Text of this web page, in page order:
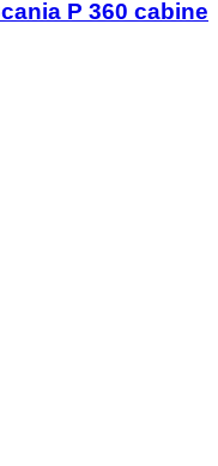
P 360 cabine